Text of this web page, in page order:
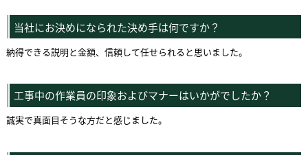
当社にお決めになられた決め手は何ですか？
納得できる説明と金額、信頼して任せられると思いました。
工事中の作業員の印象およびマナーはいかがでしたか？
誠実で真面目そうな方だと感じました。